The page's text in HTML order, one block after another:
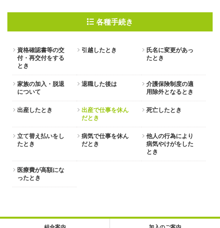
各種手続き
資格確認書等の交
付・再交付をする
とき
引越したとき
氏名に変更があっ
たとき
家族の加入・脱退
について
退職した後は
介護保険制度の適
用除外となるとき
出産したとき
出産で仕事を休ん
だとき
死亡したとき
立て替え払いをし
たとき
病気で仕事を休ん
だとき
他人の行為により
病気やけがをした
とき
医療費が高額にな
ったとき